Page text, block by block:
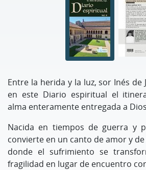
Entre la herida y la luz, sor Inés de
en este Diario espiritual el
alma enteramente entregada a
Nacida en tiempos de guerra y
convierte en un canto de amor y
donde el sufrimiento se
fragilidad en lugar de encuentro